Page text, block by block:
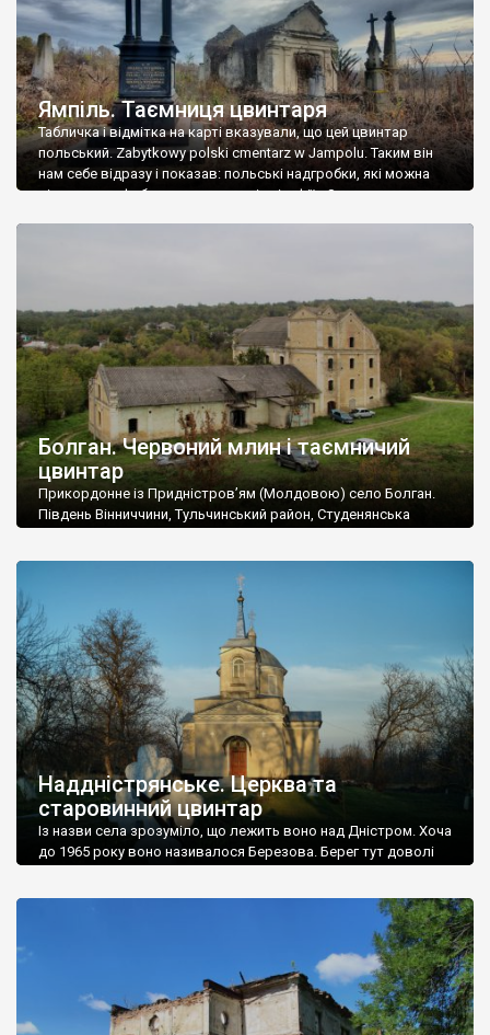
Ямпіль. Таємниця цвинтаря
Табличка і відмітка на карті вказували, що цей цвинтар
польський. Zabytkowy polski cmentarz w Jampolu. Таким він
нам себе відразу і показав: польські надгробки, які можна
віднести до фабричних, польські епітафії… Загалом цвинтар
Болган. Червоний млин і таємничий
цвинтар
Прикордонне із Придністров’ям (Молдовою) село Болган.
Південь Вінниччини, Тульчинський район, Студенянська
старовинний цвинтар із кам’яними хрестами. Всі епітафії, які
збереглися, написані кирилицею, церковнослов’янською
мовою. За всіма традиційними ознаками – цвинтар
український. Хрести датуються 19 століттям. У 1924-1940
роках Болган […]
Наддністрянське. Церква та
старовинний цвинтар
Із назви села зрозуміло, що лежить воно над Дністром. Хоча
до 1965 року воно називалося Березова. Берег тут доволі
Наддністрянське відрізняється від більшості навколишніх
сіл. У селі є мурована Михайлівська церква. Точної дати […]